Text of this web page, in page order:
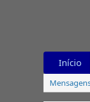
Início